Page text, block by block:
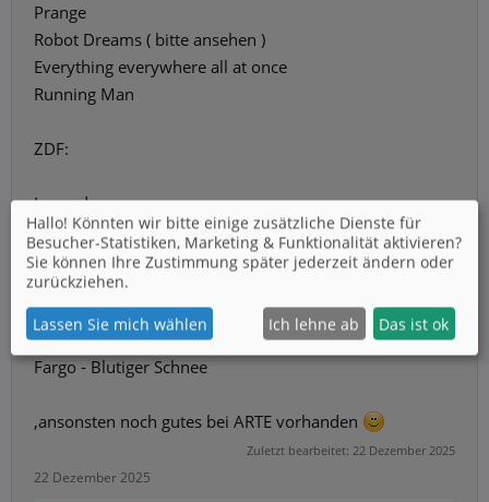
Prange
Robot Dreams ( bitte ansehen )
Everything everywhere all at once
Running Man
ZDF:
Legende
ARTE.
Bron - Die Brücke ( die Orginalserie)
The Tower
Fargo - Blutiger Schnee
,ansonsten noch gutes bei ARTE vorhanden
Zuletzt bearbeitet: 22 Dezember 2025
22 Dezember 2025
Hallo! Könnten wir bitte einige zusätzliche Dienste für
Besucher-Statistiken, Marketing & Funktionalität aktivieren?
Sie können Ihre Zustimmung später jederzeit ändern oder
zurückziehen.
Lassen Sie mich wählen Ich lehne ab Das ist ok